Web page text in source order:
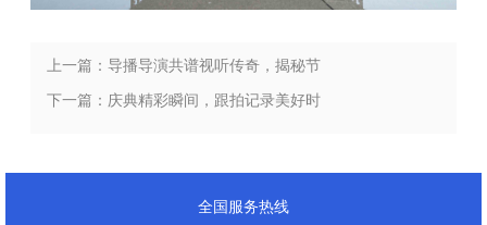
上一篇：导播导演共谱视听传奇，揭秘节
目成功的幕后秘籍
下一篇：庆典精彩瞬间，跟拍记录美好时
全国服务热线